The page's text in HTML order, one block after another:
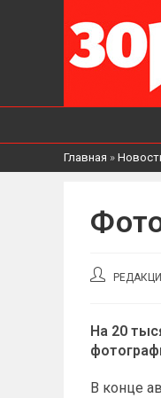
Главная »
Автор
На 20
В конце